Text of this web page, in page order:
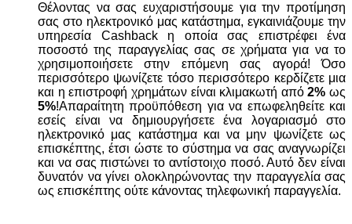
Θέλοντας να σας ευχαριστήσουμε για την προτίμηση
σας στο ηλεκτρονικό μας κατάστημα, εγκαινιάζουμε την
υπηρεσία Cashback η οποία σας επιστρέφει ένα
ποσοστό της παραγγελίας σας σε χρήματα για να το
χρησιμοποιήσετε στην επόμενη σας αγορά! Όσο
περισσότερο ψωνίζετε τόσο περισσότερο κερδίζετε μια
και η επιστροφή χρημάτων είναι κλιμακωτή από2% ως
5%!Απαραίτητη προϋπόθεση για να επωφεληθείτε και
εσείς είναι να δημιουργήσετε ένα λογαριασμό στο
ηλεκτρονικό μας κατάστημα και να μην ψωνίζετε ως
επισκέπτης, έτσι ώστε το σύστημα να σας αναγνωρίζει
και να σας πιστώνει το αντίστοιχο ποσό. Αυτό δεν είναι
δυνατόν να γίνει ολοκληρώνοντας την παραγγελία σας
ως επισκέπτης ούτε κάνοντας τηλεφωνική παραγγελία.